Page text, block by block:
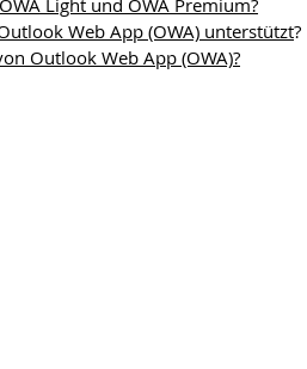
Light und OWA Premium?
Web App (OWA) unterstützt?
Outlook Web App (OWA)?